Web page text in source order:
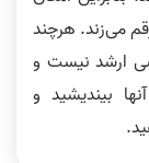
می‌زند. هرچند
ارشد نیست و
بیندیشید و